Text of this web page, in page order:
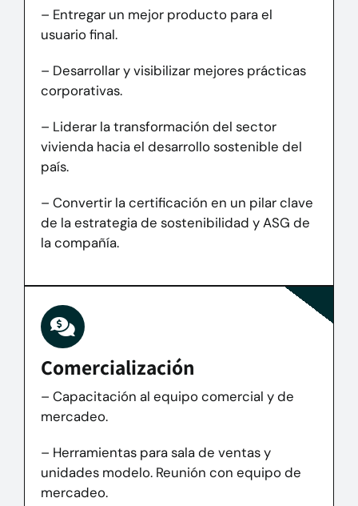
– Entregar un mejor producto para el
usuario final.
– Desarrollar y visibilizar mejores prácticas
corporativas.
– Liderar la transformación del sector
vivienda hacia el desarrollo sostenible del
país.
– Convertir la certificación en un pilar clave
de la estrategia de sostenibilidad y ASG de
la compañía.
Comercialización
– Capacitación al equipo comercial y de
mercadeo.
– Herramientas para sala de ventas y
unidades modelo. Reunión con equipo de
mercadeo.